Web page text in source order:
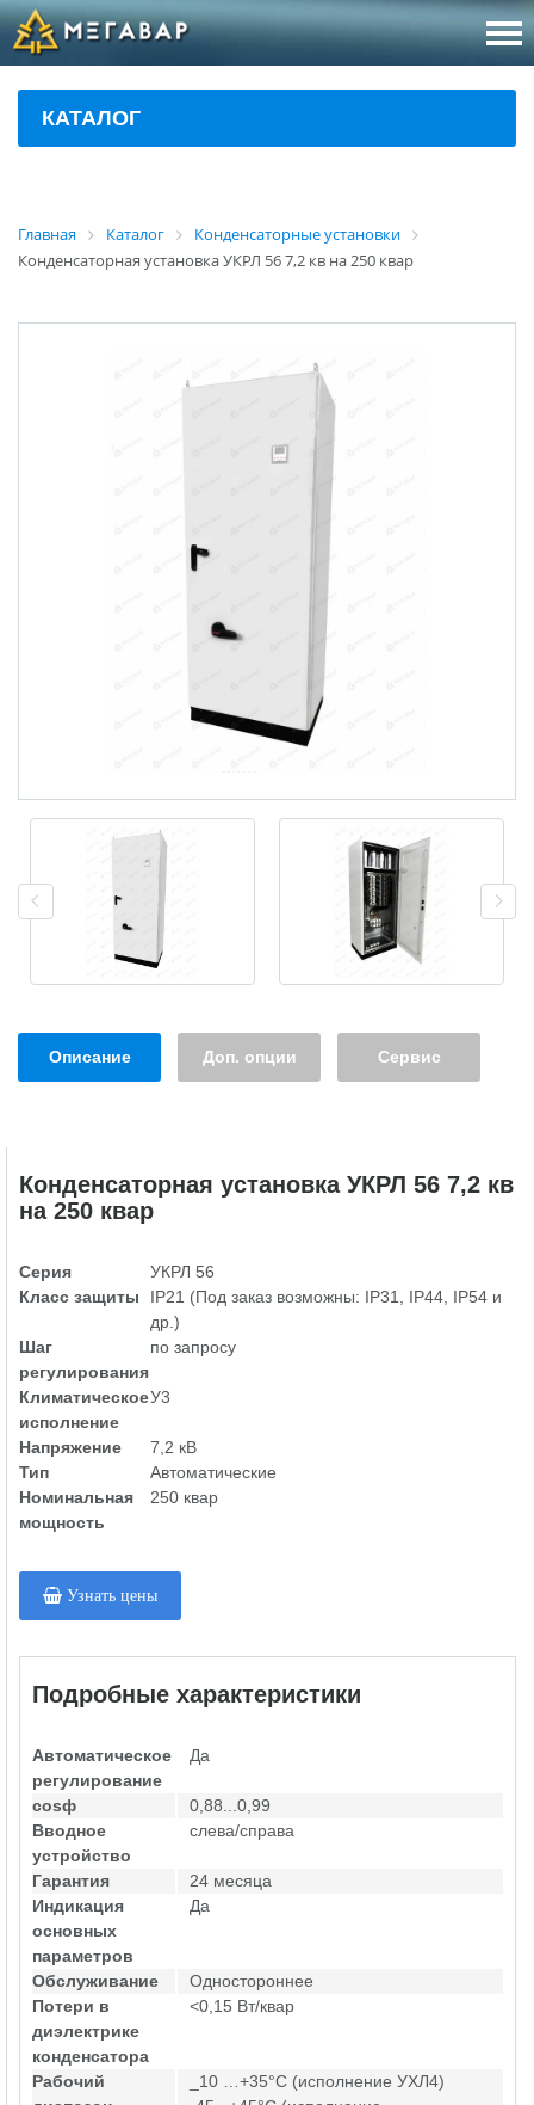
8
КАТАЛОГ
Главная Каталог
Конденсаторные установки
Конденсаторная установка УКРЛ 56 7,2 кв на 250 квар
Описание Доп. опции Сервис
Конденсаторная установка УКРЛ 56 7,2 кв
на 250 квар
Серия
УКРЛ 56
Класс защиты
IP21 (Под заказ возможны: IP31, IP44, IP54 и
др.)
Шаг
регулирования
по запросу
Климатическое
исполнение
У3
Напряжение
7,2 кВ
Тип
Автоматические
Номинальная
мощность
250 квар
Узнать цены
Подробные характеристики
Автоматическое
регулирование
Да
cosф
0,88...0,99
Вводное
устройство
слева/справа
Гарантия
24 месяца
Индикация
основных
параметров
Да
Обслуживание
Одностороннее
Потери в
диэлектрике
конденсатора
<0,15 Вт/квар
Рабочий
_10 …+35°С (исполнение УХЛ4)